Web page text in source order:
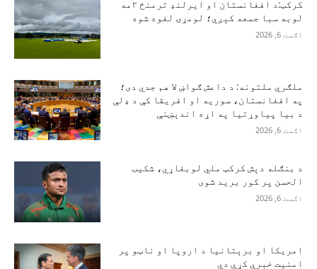
کرکټ:د افغانستان او ایرلنډ ترمنځ ۲مه
لوبه سبا جمعه کېږي؛ لومړۍ لغوه شوه
اګست 6, 2026
ملګري ملتونه: د داعش ګواښ لا هم جدي دی؛
په افغانستان، سوریه او افریقا کې د ډلې
د بیا پیاوړتیا په اړه اندېښنې
اګست 6, 2026
د بنګله دېش کرکټ ملي لوبغاړي، شکیب
الحسن پر کور برید شوی
اګست 6, 2026
امریکا او برېتانیا د اروپا او ناټو پر
امنیت خبرې کړې دي